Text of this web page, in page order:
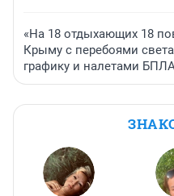
«На 18 отдыхающих 18
Крыму с перебоями
графику и налетами